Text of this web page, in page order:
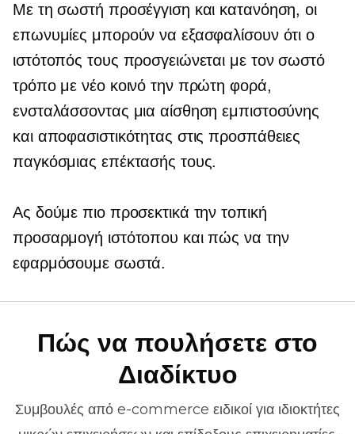
Με τη σωστή προσέγγιση και κατανόηση, οι
επωνυμίες μπορούν να εξασφαλίσουν ότι ο
ιστότοπός τους προσγειώνεται με τον σωστό
τρόπο με νέο κοινό την πρώτη φορά,
ενσταλάσσοντας μια αίσθηση εμπιστοσύνης
και αποφασιστικότητας στις προσπάθειες
παγκόσμιας επέκτασής τους.
Ας δούμε πιο προσεκτικά την τοπική
προσαρμογή ιστότοπου και πώς να την
εφαρμόσουμε σωστά.
Πώς να πουλήσετε στο
Διαδίκτυο
Συμβουλές από e-commerce ειδικοί για ιδιοκτήτες